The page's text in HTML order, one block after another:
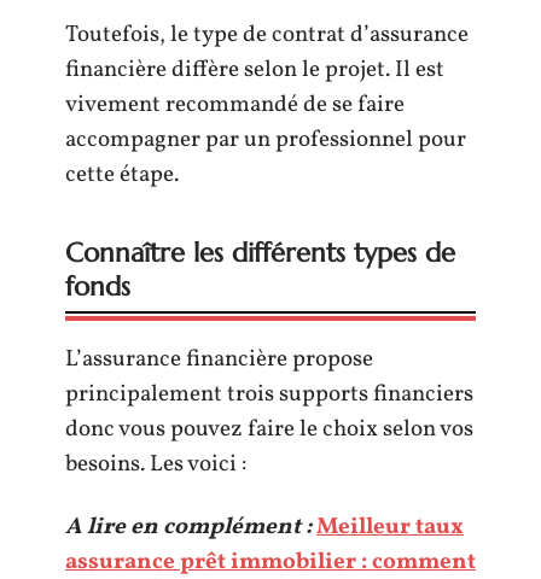
Toutefois, le type de contrat d’assurance
financière diffère selon le projet. Il est
vivement recommandé de se faire
accompagner par un professionnel pour
cette étape.
Connaître les différents types de
fonds
L’assurance financière propose
principalement trois supports financiers
donc vous pouvez faire le choix selon vos
besoins. Les voici :
A lire en complément :Meilleur taux
assurance prêt immobilier : comment